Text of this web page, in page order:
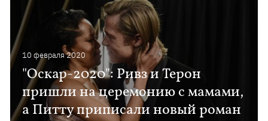
10 февраля 2020
"Оскар-2020": Ривз и Терон
пришли на церемонию с мамами,
а Питту приписали новый роман